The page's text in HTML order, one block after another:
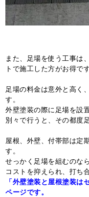
また、足場を使う工事は
トで施工した方がお得です
足場の料金は意外と高く
す。
外壁塗装の際に足場を設
別々で行うと、その都度
屋根、外壁、付帯部は定
す。
せっかく足場を組むのな
コストを抑えられ、打ち
「外壁塗装と屋根塗装
ページです。